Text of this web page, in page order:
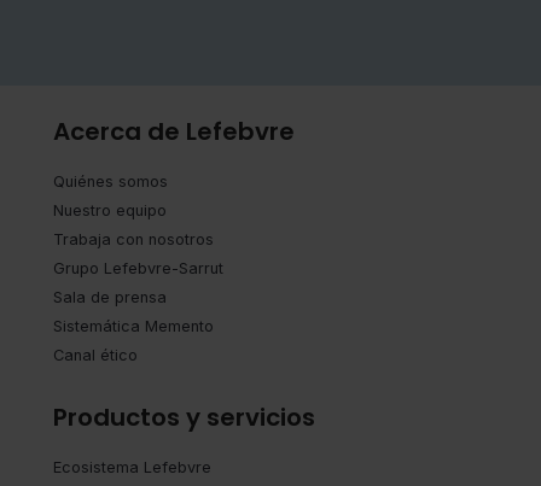
Acerca de Lefebvre
Quiénes somos
Nuestro equipo
Trabaja con nosotros
Grupo Lefebvre-Sarrut
Sala de prensa
Sistemática Memento
Canal ético
Productos y servicios
Ecosistema Lefebvre